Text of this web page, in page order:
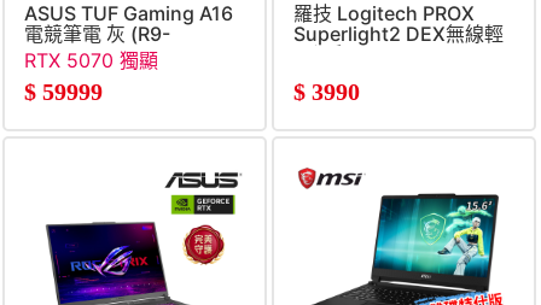
ASUS TUF Gaming A16
電競筆電 灰 (R9-
8940HX&#47;16G&#47;512G&#47;GeForce
RTX5070&#47;W11)
RTX 5070 獨顯
$ 59999
羅技 Logitech PROX
Superlight2 DEX無線輕
$ 3990